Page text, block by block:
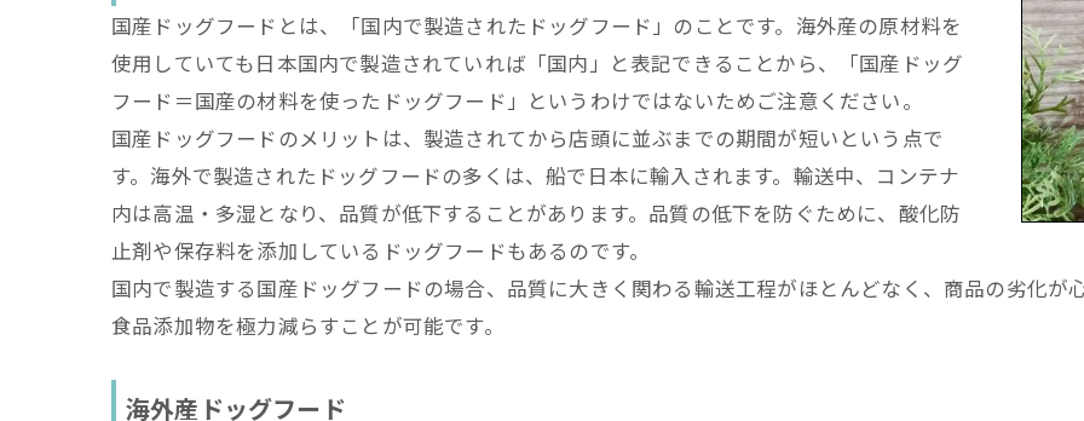
国産ドッグフードとは、「国内で製造されたドッグフード」のことです。海外産の原材料を
使用していても日本国内で製造されていれば「国内」と表記できることから、「国産ドッグ
フード＝国産の材料を使ったドッグフード」というわけではないためご注意ください。
国産ドッグフードのメリットは、製造されてから店頭に並ぶまでの期間が短いという点で
す。海外で製造されたドッグフードの多くは、船で日本に輸入されます。輸送中、コンテナ
内は高温・多湿となり、品質が低下することがあります。品質の低下を防ぐために、酸化防
止剤や保存料を添加しているドッグフードもあるのです。
国内で製造する国産ドッグフードの場合、品質に大きく関わる輸送工程がほとんどなく、商品の劣化
食品添加物を極力減らすことが可能です。
海外産ドッグフード